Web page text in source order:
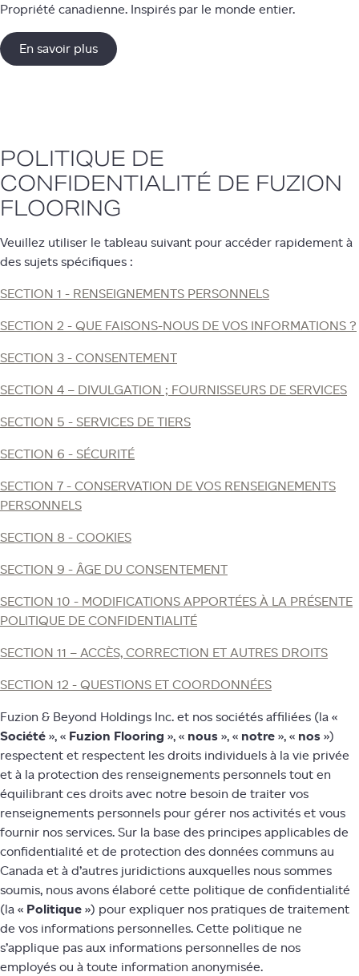
Propriété canadienne. Inspirés par le monde entier.
En savoir plus
POLITIQUE DE
CONFIDENTIALITÉ DE FUZION
FLOORING
Veuillez utiliser le tableau suivant pour accéder rapidement à
des sujets spécifiques :
SECTION 1 - RENSEIGNEMENTS PERSONNELS
SECTION 2 - QUE FAISONS-NOUS DE VOS INFORMATIONS ?
SECTION 3 - CONSENTEMENT
SECTION 4 – DIVULGATION ; FOURNISSEURS DE SERVICES
SECTION 5 - SERVICES DE TIERS
SECTION 6 - SÉCURITÉ
SECTION 7 - CONSERVATION DE VOS RENSEIGNEMENTS
PERSONNELS
SECTION 8 - COOKIES
SECTION 9 - ÂGE DU CONSENTEMENT
SECTION 10 - MODIFICATIONS APPORTÉES À LA PRÉSENTE
POLITIQUE DE CONFIDENTIALITÉ
SECTION 11 – ACCÈS, CORRECTION ET AUTRES DROITS
SECTION 12 - QUESTIONS ET COORDONNÉES
Fuzion & Beyond Holdings Inc. et nos sociétés affiliées (la «
Société », « Fuzion Flooring », « nous », « notre », « nos »)
respectent et respectent les droits individuels à la vie privée
et à la protection des renseignements personnels tout en
équilibrant ces droits avec notre besoin de traiter vos
renseignements personnels pour gérer nos activités et vous
fournir nos services. Sur la base des principes applicables de
confidentialité et de protection des données communs au
Canada et à d’autres juridictions auxquelles nous sommes
soumis, nous avons élaboré cette politique de confidentialité
(la « Politique ») pour expliquer nos pratiques de traitement
de vos informations personnelles. Cette politique ne
s’applique pas aux informations personnelles de nos
employés ou à toute information anonymisée.